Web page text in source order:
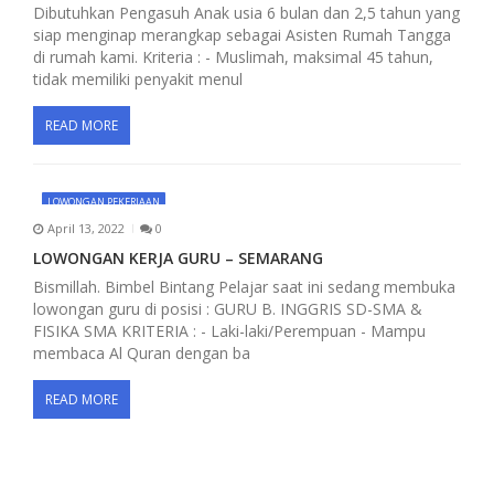
Dibutuhkan Pengasuh Anak usia 6 bulan dan 2,5 tahun yang
siap menginap merangkap sebagai Asisten Rumah Tangga
di rumah kami. Kriteria : - Muslimah, maksimal 45 tahun,
tidak memiliki penyakit menul
READ MORE
LOWONGAN PEKERJAAN
April 13, 2022 0
LOWONGAN KERJA GURU – SEMARANG
Bismillah. Bimbel Bintang Pelajar saat ini sedang membuka
lowongan guru di posisi : GURU B. INGGRIS SD-SMA &
FISIKA SMA KRITERIA : - Laki-laki/Perempuan - Mampu
membaca Al Quran dengan ba
READ MORE